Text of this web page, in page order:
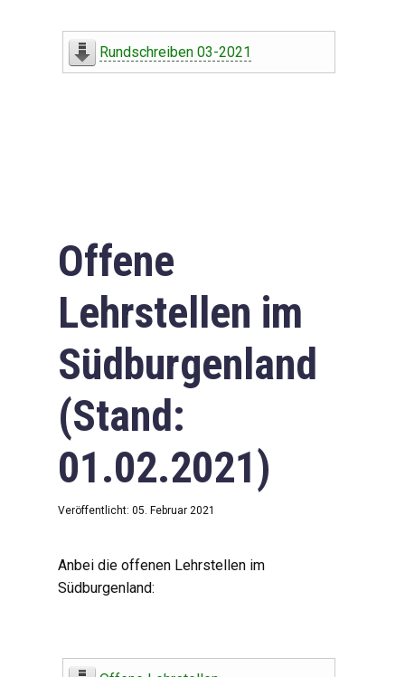
Rundschreiben 03-2021
Offene
Lehrstellen im
Südburgenland
(Stand:
01.02.2021)
Veröffentlicht: 05. Februar 2021
Anbei die offenen Lehrstellen im
Südburgenland: